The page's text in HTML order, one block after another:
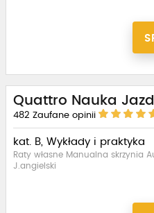
Quattro Nauka
482 Zaufane opinii
kat. B, Wykłady i praktyka
Raty własne Manualna skrzynia
J.angielski